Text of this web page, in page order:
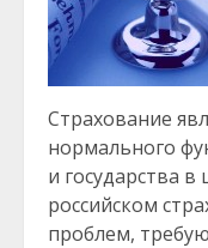
Страхование
нормального
и государства
российском
проблем,